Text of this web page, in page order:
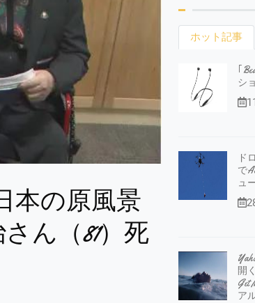
本の原風景
ん（81）死
ホット記事
｢
シ
ド
で
ュ
開
Get
ア